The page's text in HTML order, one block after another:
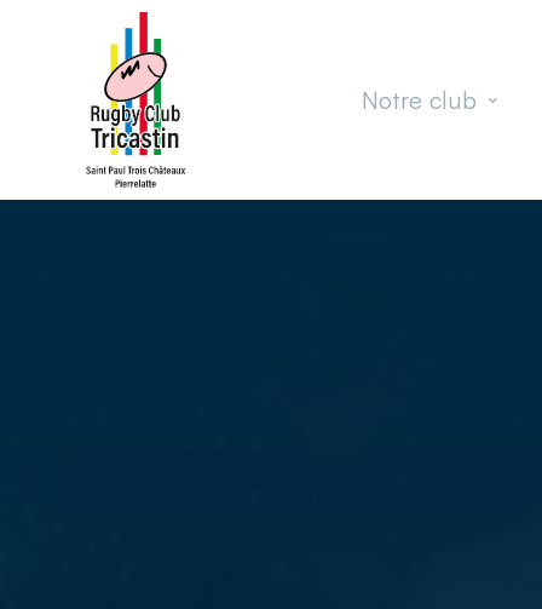
Passer au contenu principal
Notre club